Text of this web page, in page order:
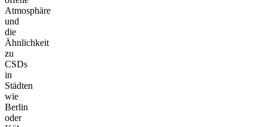
Atmosphäre
und
die
Ähnlichkeit
zu
CSDs
in
Städten
wie
Berlin
oder